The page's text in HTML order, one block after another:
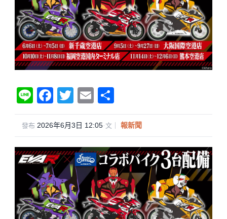
Li
n
e
F
a
c
e
b
o
o
k
T
wi
tt
er
E
m
ail
享
發布 2026年6月3日 12:05·文｜ 報新聞